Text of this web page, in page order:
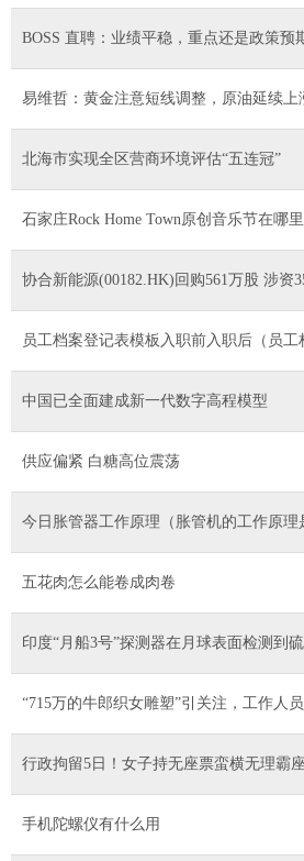
BOSS 直聘：业绩平稳，重点还是政策预
易维哲：黄金注意短线调整，原油延续上
北海市实现全区营商环境评估“五连冠”
石家庄Rock Home Town原创音乐节在哪
协合新能源(00182.HK)回购561万股 涉资
员工档案登记表模板入职前入职后（员工
中国已全面建成新一代数字高程模型
供应偏紧 白糖高位震荡
今日胀管器工作原理（胀管机的工作原理
五花肉怎么能卷成肉卷
印度“月船3号”探测器在月球表面检测到
“715万的牛郎织女雕塑”引关注，工作人
行政拘留5日！女子持无座票蛮横无理霸
手机陀螺仪有什么用